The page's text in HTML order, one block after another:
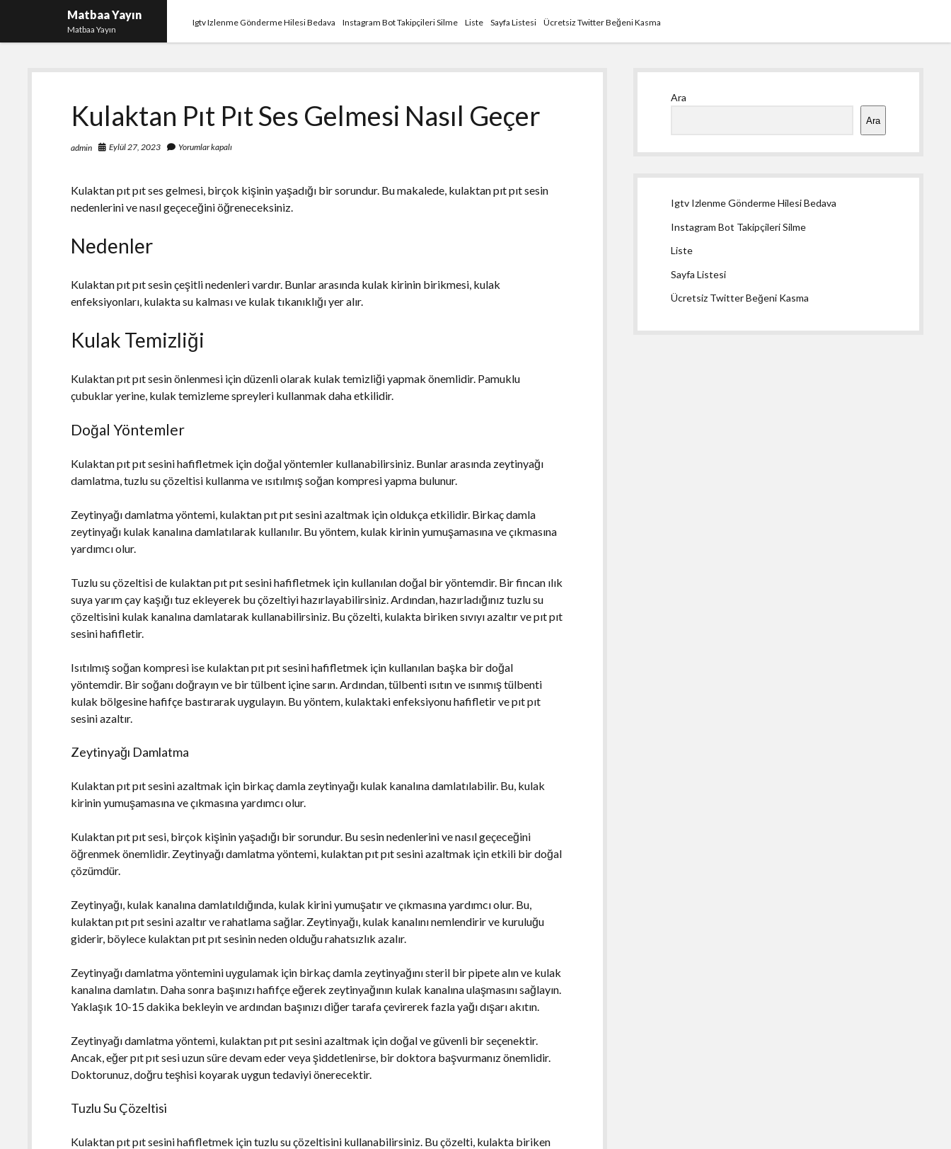
Matbaa Yayın
Matbaa Yayın
Igtv Izlenme Gönderme Hilesi Bedava Instagram Bot Takipçileri Silme Liste Sayfa Listesi Ücretsiz Twitter Beğeni Kasma
Kulaktan Pıt Pıt Ses Gelmesi Nasıl Geçer
admin Eylül 27, 2023 Yorumlar kapalı
Kulaktan pıt pıt ses gelmesi, birçok kişinin yaşadığı bir sorundur. Bu makalede, kulaktan pıt pıt sesin
nedenlerini ve nasıl geçeceğini öğreneceksiniz.
Nedenler
Kulaktan pıt pıt sesin çeşitli nedenleri vardır. Bunlar arasında kulak kirinin birikmesi, kulak
enfeksiyonları, kulakta su kalması ve kulak tıkanıklığı yer alır.
Kulak Temizliği
Kulaktan pıt pıt sesin önlenmesi için düzenli olarak kulak temizliği yapmak önemlidir. Pamuklu
çubuklar yerine, kulak temizleme spreyleri kullanmak daha etkilidir.
Doğal Yöntemler
Kulaktan pıt pıt sesini hafifletmek için doğal yöntemler kullanabilirsiniz. Bunlar arasında zeytinyağı
damlatma, tuzlu su çözeltisi kullanma ve ısıtılmış soğan kompresi yapma bulunur.
Zeytinyağı damlatma yöntemi, kulaktan pıt pıt sesini azaltmak için oldukça etkilidir. Birkaç damla
zeytinyağı kulak kanalına damlatılarak kullanılır. Bu yöntem, kulak kirinin yumuşamasına ve çıkmasına
yardımcı olur.
Tuzlu su çözeltisi de kulaktan pıt pıt sesini hafifletmek için kullanılan doğal bir yöntemdir. Bir fincan ılık
suya yarım çay kaşığı tuz ekleyerek bu çözeltiyi hazırlayabilirsiniz. Ardından, hazırladığınız tuzlu su
çözeltisini kulak kanalına damlatarak kullanabilirsiniz. Bu çözelti, kulakta biriken sıvıyı azaltır ve pıt pıt
sesini hafifletir.
Isıtılmış soğan kompresi ise kulaktan pıt pıt sesini hafifletmek için kullanılan başka bir doğal
yöntemdir. Bir soğanı doğrayın ve bir tülbent içine sarın. Ardından, tülbenti ısıtın ve ısınmış tülbenti
kulak bölgesine hafifçe bastırarak uygulayın. Bu yöntem, kulaktaki enfeksiyonu hafifletir ve pıt pıt
sesini azaltır.
Zeytinyağı Damlatma
Kulaktan pıt pıt sesini azaltmak için birkaç damla zeytinyağı kulak kanalına damlatılabilir. Bu, kulak
kirinin yumuşamasına ve çıkmasına yardımcı olur.
Kulaktan pıt pıt sesi, birçok kişinin yaşadığı bir sorundur. Bu sesin nedenlerini ve nasıl geçeceğini
öğrenmek önemlidir. Zeytinyağı damlatma yöntemi, kulaktan pıt pıt sesini azaltmak için etkili bir doğal
çözümdür.
Zeytinyağı, kulak kanalına damlatıldığında, kulak kirini yumuşatır ve çıkmasına yardımcı olur. Bu,
kulaktan pıt pıt sesini azaltır ve rahatlama sağlar. Zeytinyağı, kulak kanalını nemlendirir ve kuruluğu
giderir, böylece kulaktan pıt pıt sesinin neden olduğu rahatsızlık azalır.
Zeytinyağı damlatma yöntemini uygulamak için birkaç damla zeytinyağını steril bir pipete alın ve kulak
kanalına damlatın. Daha sonra başınızı hafifçe eğerek zeytinyağının kulak kanalına ulaşmasını sağlayın.
Yaklaşık 10-15 dakika bekleyin ve ardından başınızı diğer tarafa çevirerek fazla yağı dışarı akıtın.
Zeytinyağı damlatma yöntemi, kulaktan pıt pıt sesini azaltmak için doğal ve güvenli bir seçenektir.
Ancak, eğer pıt pıt sesi uzun süre devam eder veya şiddetlenirse, bir doktora başvurmanız önemlidir.
Doktorunuz, doğru teşhisi koyarak uygun tedaviyi önerecektir.
Tuzlu Su Çözeltisi
Kulaktan pıt pıt sesini hafifletmek için tuzlu su çözeltisini kullanabilirsiniz. Bu çözelti, kulakta biriken
Ara
Ara
Igtv Izlenme Gönderme Hilesi Bedava
Instagram Bot Takipçileri Silme
Liste
Sayfa Listesi
Ücretsiz Twitter Beğeni Kasma